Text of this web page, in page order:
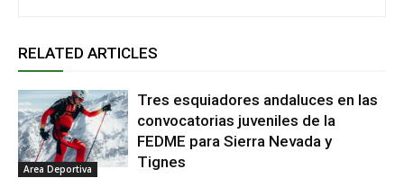
RELATED ARTICLES
Area Deportiva
Tres esquiadores andaluces en las
convocatorias juveniles de la
FEDME para Sierra Nevada y
Tignes